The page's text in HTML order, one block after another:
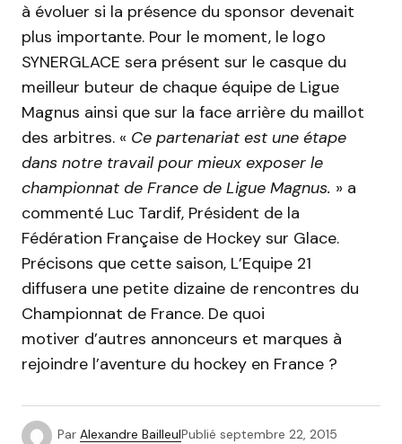
à évoluer si la présence du sponsor devenait
plus importante. Pour le moment, le logo
SYNERGLACE sera présent sur le casque du
meilleur buteur de chaque équipe de Ligue
Magnus ainsi que sur la face arrière du maillot
des arbitres. « Ce partenariat est une étape
dans notre travail pour mieux exposer le
championnat de France de Ligue Magnus. » a
commenté Luc Tardif, Président de la
Fédération Française de Hockey sur Glace.
Précisons que cette saison, L’Equipe 21
diffusera une petite dizaine de rencontres du
Championnat de France. De quoi
motiver d’autres annonceurs et marques à
rejoindre l’aventure du hockey en France ?
Par Alexandre BailleulPublié septembre 22, 2015